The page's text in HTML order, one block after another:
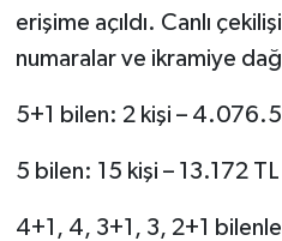
erişime açıldı. Canlı
numaralar ve ikramiye
5+1 bilen: 2 kişi –
5 bilen: 15 kişi – 13.172 TL
4+1, 4, 3+1, 3, 2+1
Yeme-İçme